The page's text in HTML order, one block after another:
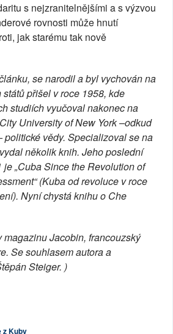
s nejzranitelnějšími a s výzvou
rovnosti může hnutí
jak starému tak nově
se narodil a byl vychován na
přišel v roce 1958, kde
studiích vyučoval nakonec na
University of New York –odkud
politické vědy. Specializoval se na
několik knih. Jeho poslední
„Cuba Since the Revolution of
(Kuba od revoluce v roce
Nyní chystá knihu o Che
magazinu Jacobin, francouzský
Se souhlasem autora a
Steiger. )
z Kuby